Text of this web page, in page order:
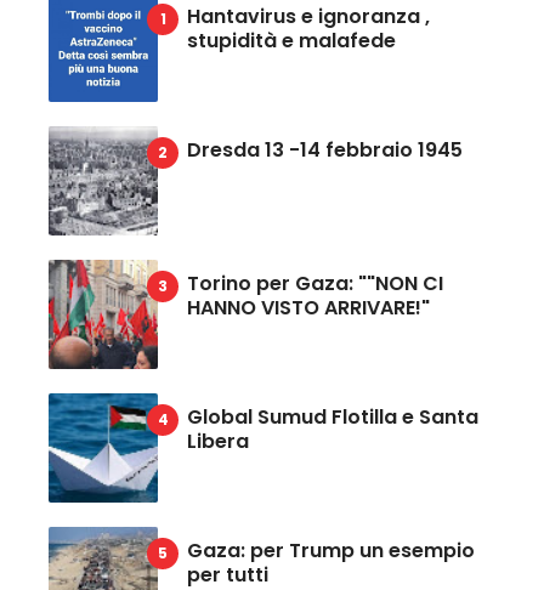
Hantavirus e ignoranza ,
stupidità e malafede
Dresda 13 -14 febbraio 1945
Torino per Gaza: ""NON CI
HANNO VISTO ARRIVARE!"
Global Sumud Flotilla e Santa
Libera
Gaza: per Trump un esempio
per tutti